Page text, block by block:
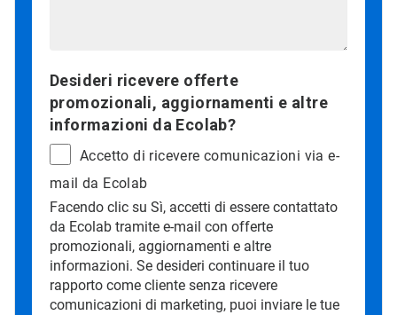
Desideri ricevere offerte
promozionali, aggiornamenti e altre
informazioni da Ecolab?
Accetto di ricevere comunicazioni via e-
mail da Ecolab
Facendo clic su Sì, accetti di essere contattato
da Ecolab tramite e-mail con offerte
promozionali, aggiornamenti e altre
informazioni. Se desideri continuare il tuo
rapporto come cliente senza ricevere
comunicazioni di marketing, puoi inviare le tue